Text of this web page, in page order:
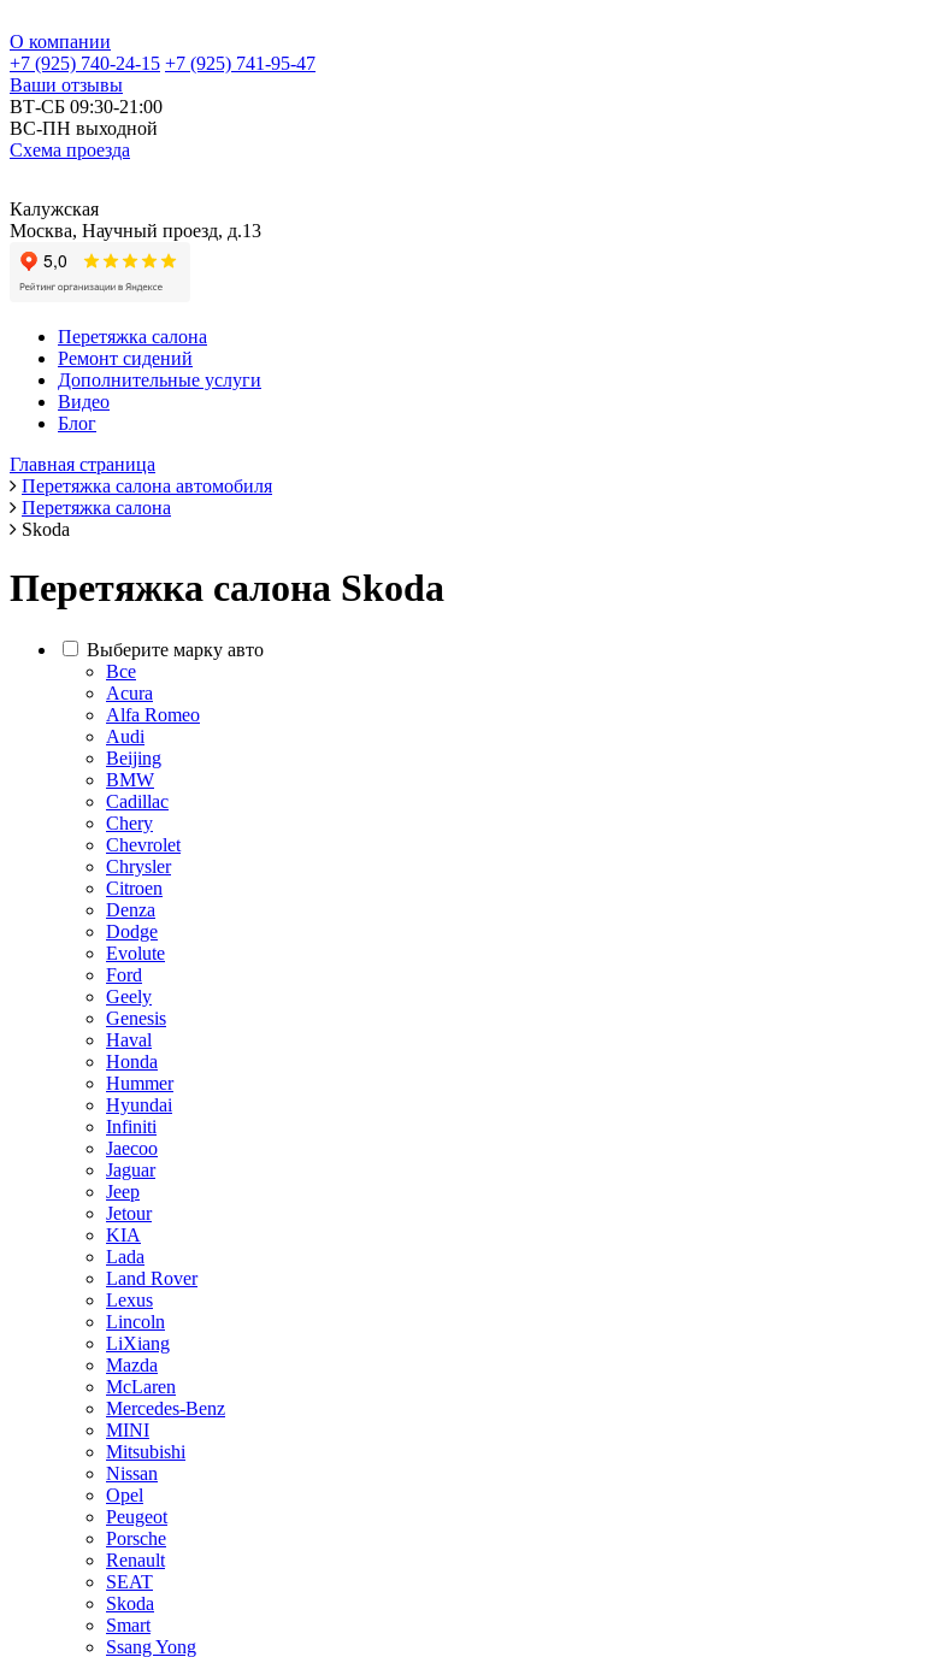
О компании
+7 (925) 740-24-15 +7 (925) 741-95-47
Ваши отзывы
ВТ-СБ 09:30-21:00
ВС-ПН выходной
Схема проезда
Калужская
Москва, Научный проезд, д.13
Перетяжка салона
Ремонт сидений
Дополнительные услуги
Видео
Блог
Главная страница
Перетяжка салона автомобиля
Перетяжка салона
Skoda
Перетяжка салона Skoda
Выберите марку авто
Все
Acura
Alfa Romeo
Audi
Beijing
BMW
Cadillac
Chery
Chevrolet
Chrysler
Citroen
Denza
Dodge
Evolute
Ford
Geely
Genesis
Haval
Honda
Hummer
Hyundai
Infiniti
Jaecoo
Jaguar
Jeep
Jetour
KIA
Lada
Land Rover
Lexus
Lincoln
LiXiang
Mazda
McLaren
Mercedes-Benz
MINI
Mitsubishi
Nissan
Opel
Peugeot
Porsche
Renault
SEAT
Skoda
Smart
Ssang Yong